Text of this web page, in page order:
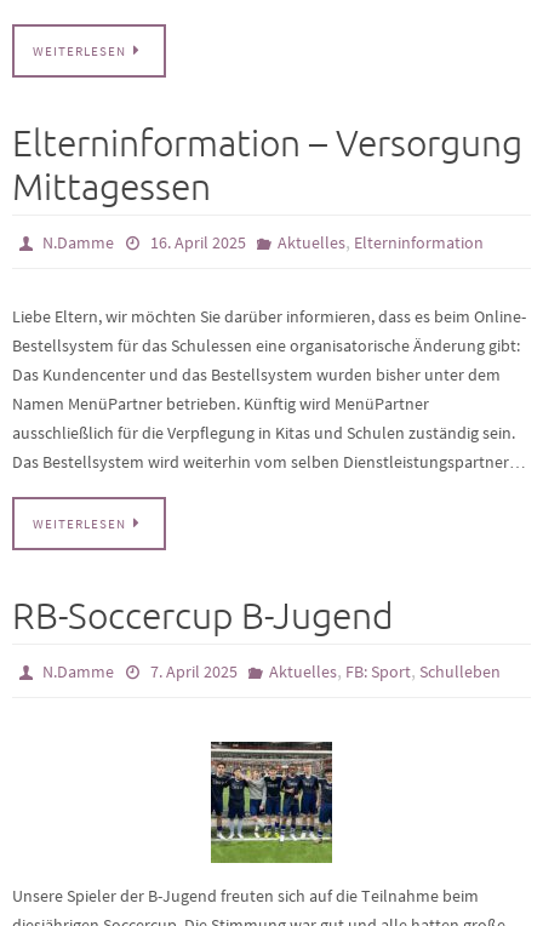
WEITERLESEN
Elterninformation – Versorgung
Mittagessen
N.Damme 16. April 2025 Aktuelles, Elterninformation
Liebe Eltern, wir möchten Sie darüber informieren, dass es beim Online-
Bestellsystem für das Schulessen eine organisatorische Änderung gibt:
Das Kundencenter und das Bestellsystem wurden bisher unter dem
Namen MenüPartner betrieben. Künftig wird MenüPartner
ausschließlich für die Verpflegung in Kitas und Schulen zuständig sein.
Das Bestellsystem wird weiterhin vom selben Dienstleistungspartner…
WEITERLESEN
RB-Soccercup B-Jugend
N.Damme 7. April 2025 Aktuelles, FB: Sport, Schulleben
Unsere Spieler der B-Jugend freuten sich auf die Teilnahme beim